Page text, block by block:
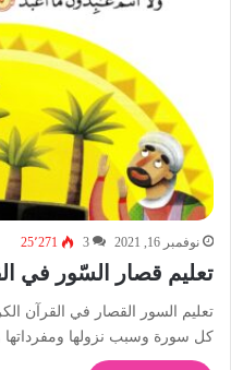
نوفمبر 16, 2021 3 25٬271
تعليم قصار السّور في
تعليم السور القصار في القرآن
كل سورة وسبب نزولها